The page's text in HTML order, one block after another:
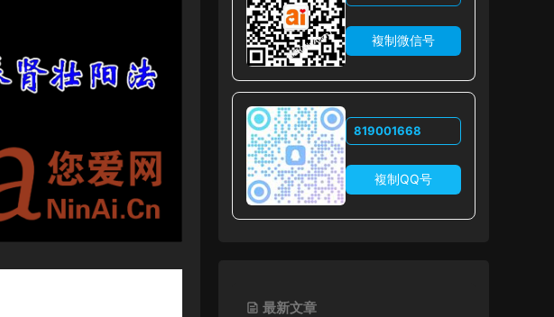
複制微信号
819001668
複制QQ号
最新文章